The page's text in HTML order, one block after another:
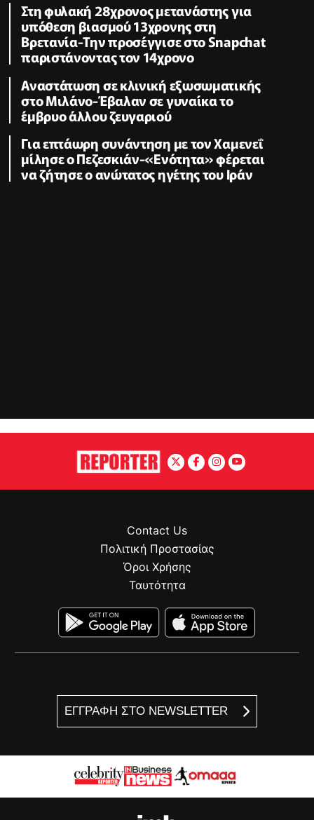
Στη φυλακή 28χρονος μετανάστης για
υπόθεση βιασμού 13χρονης στη
Βρετανία-Την προσέγγισε στο Snapchat
παριστάνοντας τον 14χρονο
Αναστάτωση σε κλινική εξωσωματικής
στο Μιλάνο-Έβαλαν σε γυναίκα το
έμβρυο άλλου ζευγαριού
Για επτάωρη συνάντηση με τον Χαμενεΐ
μίλησε ο Πεζεσκιάν-«Ενότητα» φέρεται
να ζήτησε ο ανώτατος ηγέτης του Ιράν
ΕΓΓΡΑΦΗ ΣΤΟ NEWSLETTER
Contact Us
Πολιτική Προστασίας
Όροι Χρήσης
Ταυτότητα